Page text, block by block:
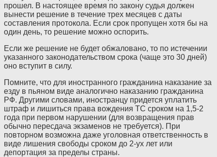
прошел. В настоящее время по закону судья должен
вынести решение в течение трех месяцев с даты
составления протокола. Если срок пропущен хотя бы на
один день, то решение можно оспорить.
Если же решение не будет обжаловано, то по истечении
указанного законодательством срока (чаще это 30 дней)
оно вступит в силу.
Помните, что для иностранного гражданина наказание за
езду в пьяном виде аналогично наказанию гражданина
РФ. Другими словами, иностранцу придется уплатить
штраф и лишиться права вождения ТС сроком на 1,5-2
года при первом нарушении (для возвращения прав
обычно пересдача экзаменов не требуется). При
повторном возможна даже уголовная ответственность в
виде лишения свободы сроком до 2-ух лет или
депортация за пределы страны.